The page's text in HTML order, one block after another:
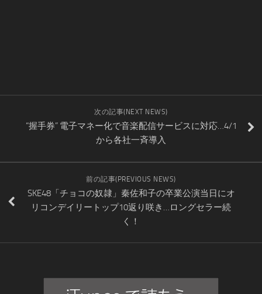
次の記事(NEXT NEWS)
“握手券” 電子マネー化で音楽配信サービスに対応…4/1
から各社一斉導入
前の記事(PREVIOUS NEWS)
SKE48「チョコの奴隷」秦佐和子の卒業公演当日にオ
リコンデイリートップ10返り咲き…ロングセラー続
く！